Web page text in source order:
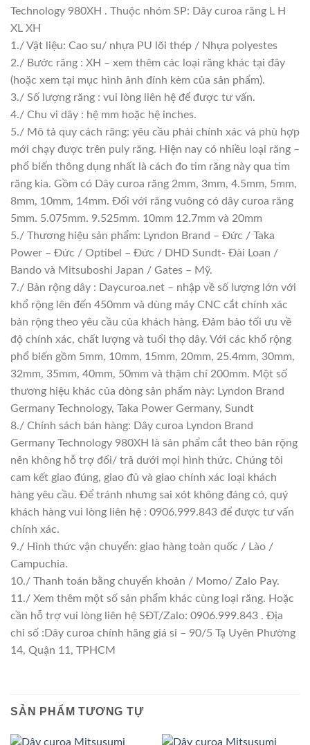
Technology 980XH . Thuộc nhóm SP: Dây curoa răng L H
XL XH
1./ Vật liệu: Cao su/ nhựa PU lõi thép / Nhựa polyestes
2./ Bước răng : XH – xem thêm các loại răng khác tại đây
(hoặc xem tại mục hình ảnh đính kèm của sản phẩm).
3./ Số lượng răng : vui lòng liên hệ để được tư vấn.
4./ Chu vi dây : hệ mm hoặc hệ inches.
5./ Mô tả quy cách răng: yêu cầu phải chính xác và phù hợp
mới chạy được trên puly răng. Hiện nay có nhiều loại răng –
phổ biến thông dụng nhất là cách đo tim răng này qua tim
răng kia. Gồm có Dây curoa răng 2mm, 3mm, 4.5mm, 5mm,
8mm, 10mm, 14mm. Đối với răng vuông có dây curoa răng
5mm. 5.075mm. 9.525mm. 10mm 12.7mm và 20mm
5./ Thương hiệu sản phẩm: Lyndon Brand – Đức / Taka
Power – Đức / Optibel – Đức / DHD Sundt- Đài Loan /
Bando và Mitsuboshi Japan / Gates – Mỹ.
7./ Bản rộng dây : Daycuroa.net – nhập về số lượng lớn với
khổ rộng lên đến 450mm và dùng máy CNC cắt chính xác
bản rộng theo yêu cầu của khách hàng. Đảm bảo tối ưu về
độ chính xác, chất lượng và tuổi thọ dây. Với các khổ rộng
phổ biến gồm 5mm, 10mm, 15mm, 20mm, 25.4mm, 30mm,
32mm, 35mm, 40mm, 50mm và thậm chí 200mm. Một số
thương hiệu khác của dòng sản phẩm này: Lyndon Brand
Germany Technology, Taka Power Germany, Sundt
8./ Chính sách bán hàng: Dây curoa Lyndon Brand
Germany Technology 980XH là sản phẩm cắt theo bản rộng
nên không hỗ trợ đổi/ trả dưới mọi hình thức. Chúng tôi
cam kết giao đúng, giao đủ và giao chính xác loại khách
hàng yêu cầu. Để tránh nhưng sai xót không đáng có, quý
khách hàng vui lòng liên hệ : 0906.999.843 để được tư vấn
chính xác.
9./ Hình thức vận chuyển: giao hàng toàn quốc / Lào /
Campuchia.
10./ Thanh toán bằng chuyển khoản / Momo/ Zalo Pay.
11./ Xem thêm một số sản phẩm khác cùng loại răng. Hoặc
cần hỗ trợ vui lòng liên hệ SĐT/Zalo: 0906.999.843 . Địa
chỉ số :Dây curoa chính hãng giá sỉ – 90/5 Tạ Uyên Phường
14, Quận 11, TPHCM
SẢN PHẨM TƯƠNG TỰ